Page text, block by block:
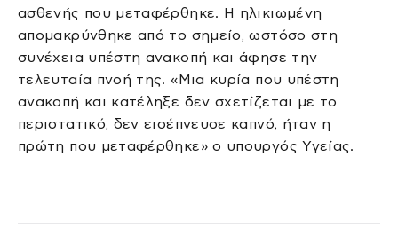
ασθενής που μεταφέρθηκε. Η ηλικιωμένη
απομακρύνθηκε από το σημείο, ωστόσο στη
συνέχεια υπέστη ανακοπή και άφησε την
τελευταία πνοή της. «Μια κυρία που υπέστη
ανακοπή και κατέληξε δεν σχετίζεται με το
περιστατικό, δεν εισέπνευσε καπνό, ήταν η
πρώτη που μεταφέρθηκε» ο υπουργός Υγείας.